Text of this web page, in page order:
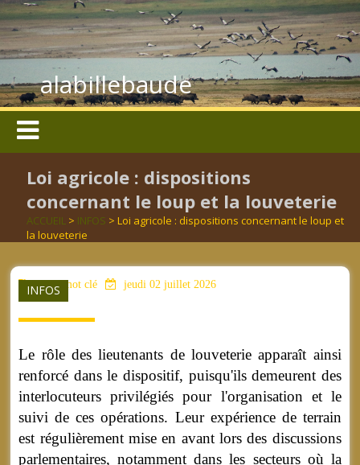
alabillebaude
Loi agricole : dispositions
concernant le loup et la louveterie
ACCUEIL > INFOS > Loi agricole : dispositions concernant le loup et
la louveterie
INFOS
aucun mot clé jeudi 02 juillet 2026
Le rôle des lieutenants de louveterie apparaît ainsi
renforcé dans le dispositif, puisqu'ils demeurent des
interlocuteurs privilégiés pour l'organisation et le
suivi de ces opérations. Leur expérience de terrain
est régulièrement mise en avant lors des discussions
parlementaires, notamment dans les secteurs où la